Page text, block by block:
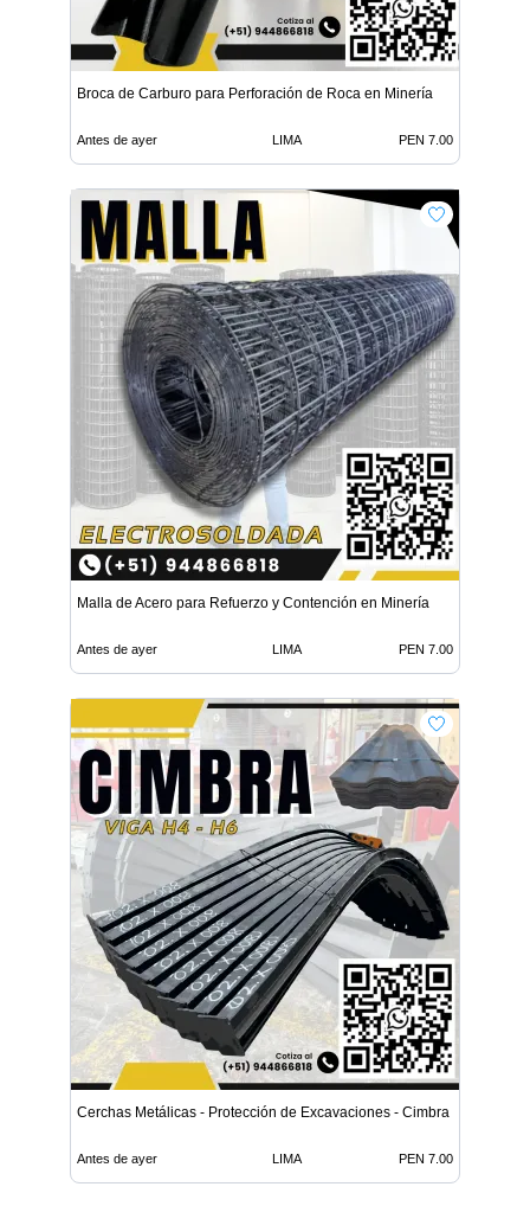
Broca de Carburo para Perforación de Roca en Minería
Antes de ayer LIMA PEN 7.00
Malla de Acero para Refuerzo y Contención en Minería
Antes de ayer LIMA PEN 7.00
Cerchas Metálicas - Protección de Excavaciones - Cimbra
Antes de ayer LIMA PEN 7.00